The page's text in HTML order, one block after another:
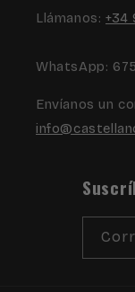
Llámanos: +34
WhatsApp:
Envíanos un